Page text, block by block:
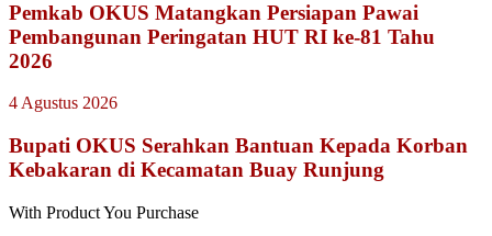
Pemkab OKUS Matangkan Persiapan Pawai
Pembangunan Peringatan HUT RI ke-81 Tahu
2026
4 Agustus 2026
Bupati OKUS Serahkan Bantuan Kepada Korban
Kebakaran di Kecamatan Buay Runjung
With Product You Purchase